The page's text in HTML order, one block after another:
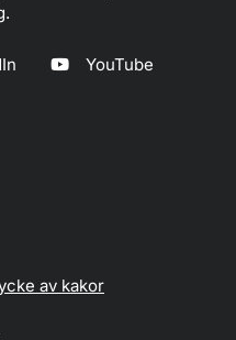
YouTube
av kakor